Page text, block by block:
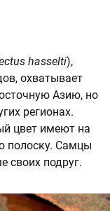
hasselti),
охватывает
Азию, но
регионах.
цвет имеют на
полоску. Самцы
своих подруг.